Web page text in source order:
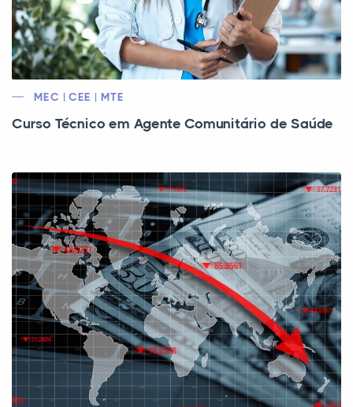
MEC | CEE | MTE
Curso Técnico em Agente Comunitário de Saúde